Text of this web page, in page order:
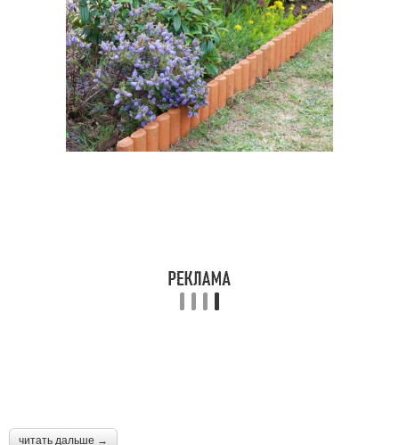
читать дальше →